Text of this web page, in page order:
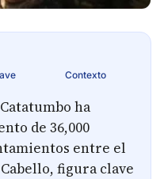
Contexto
ha
de 36,000
entre el
Cabello, figura clave